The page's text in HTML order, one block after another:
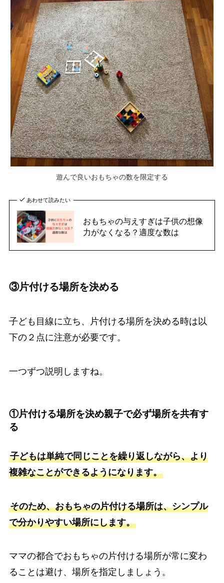
遊んで良いおもちゃの数を限定する
あわせて読みたい
おもちゃの与えすぎは子供の想像
力がなくなる？適度な数は
③片付ける場所を決める
子ども目線に立ち、片付ける場所を決める時は以
下の２点に注意が必要です。
一つずつ説明しますね。
①片付ける場所を決め親子で必ず場所を共有す
る
子どもは単純で同じことを繰り返しながら、より
複雑なことができるようになります。
そのため、おもちゃの片付ける場所は、シンプル
で分かりやすい場所にします。
ママの都合でおもちゃの片付ける場所が常に変わ
ることは避け、場所を指定しましょう。